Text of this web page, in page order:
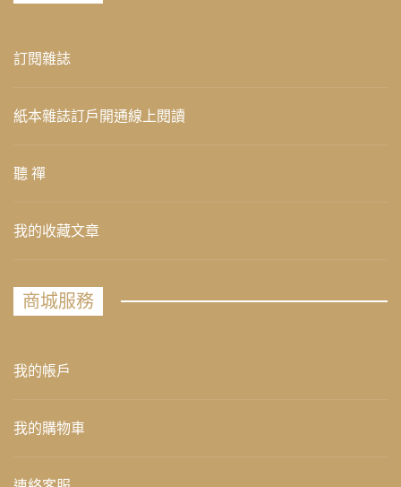
訂閱雜誌
紙本雜誌訂戶開通線上閱讀
聽 禪
我的收藏文章
商城服務
我的帳戶
我的購物車